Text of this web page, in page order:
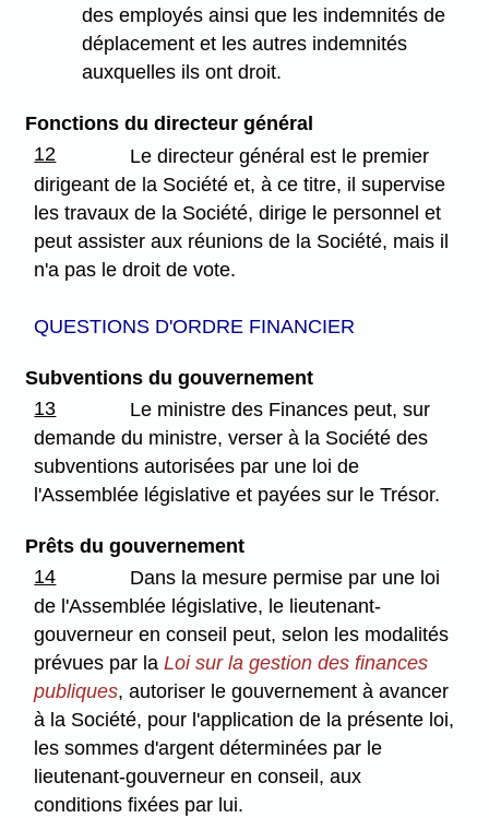
des employés ainsi que les indemnités de
déplacement et les autres indemnités
auxquelles ils ont droit.
Fonctions du directeur général
12
Le directeur général est le premier
dirigeant de la Société et, à ce titre, il supervise
les travaux de la Société, dirige le personnel et
peut assister aux réunions de la Société, mais il
n'a pas le droit de vote.
QUESTIONS D'ORDRE FINANCIER
Subventions du gouvernement
13
Le ministre des Finances peut, sur
demande du ministre, verser à la Société des
subventions autorisées par une loi de
l'Assemblée législative et payées sur le Trésor.
Prêts du gouvernement
14
Dans la mesure permise par une loi
de l'Assemblée législative, le lieutenant-
gouverneur en conseil peut, selon les modalités
prévues par laLoi sur la gestion des finances
publiques, autoriser le gouvernement à avancer
à la Société, pour l'application de la présente loi,
les sommes d'argent déterminées par le
lieutenant-gouverneur en conseil, aux
conditions fixées par lui.